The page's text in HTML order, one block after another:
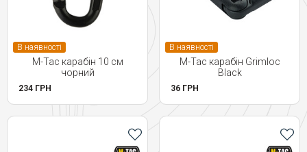
В наявності
M-Tac карабін 10 см
чорний
234 ГРН
В наявності
M-Tac карабін Grimloc
Black
36 ГРН